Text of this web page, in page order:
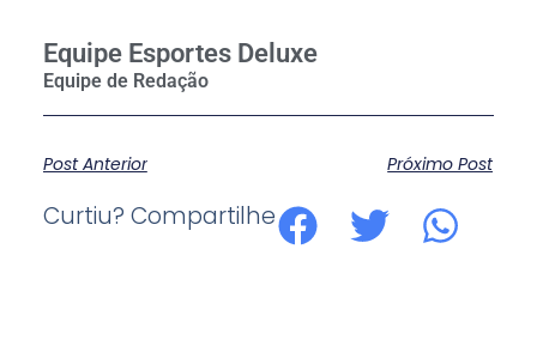
Equipe Esportes Deluxe
Post Anterior Próximo Post
Curtiu? Compartilhe